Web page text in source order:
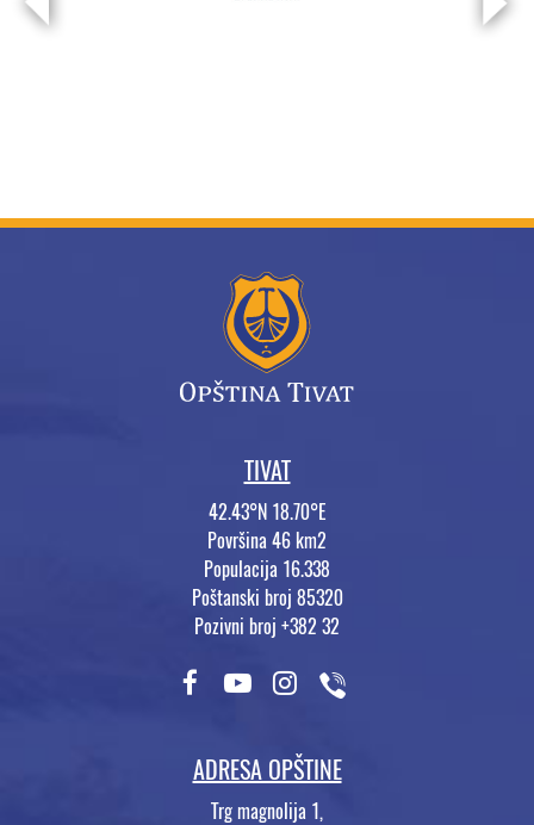
TIVAT
42.43°N 18.70°E
Površina 46 km2
Populacija 16.338
Poštanski broj 85320
Pozivni broj +382 32
ADRESA OPŠTINE
Trg magnolija 1,